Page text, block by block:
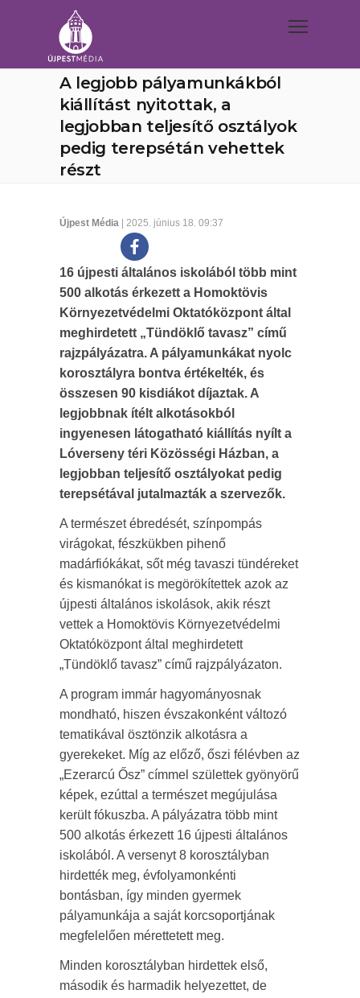
A legjobb pályamunkákból
kiállítást nyitottak, a
legjobban teljesítő osztályok
pedig terepsétán vehettek
részt
Újpest Média | 2025. június 18. 09:37
16 újpesti általános iskolából több mint
500 alkotás érkezett a Homoktövis
Környezetvédelmi Oktatóközpont által
meghirdetett „Tündöklő tavasz” című
rajzpályázatra. A pályamunkákat nyolc
korosztályra bontva értékelték, és
összesen 90 kisdiákot díjaztak. A
legjobbnak ítélt alkotásokból
ingyenesen látogatható kiállítás nyílt a
Lóverseny téri Közösségi Házban, a
legjobban teljesítő osztályokat pedig
terepsétával jutalmazták a szervezők.
A természet ébredését, színpompás
virágokat, fészkükben pihenő
madárfiókákat, sőt még tavaszi tündéreket
és kismanókat is megörökítettek azok az
újpesti általános iskolások, akik részt
vettek a Homoktövis Környezetvédelmi
Oktatóközpont által meghirdetett
„Tündöklő tavasz” című rajzpályázaton.
A program immár hagyományosnak
mondható, hiszen évszakonként változó
tematikával ösztönzik alkotásra a
gyerekeket. Míg az előző, őszi félévben az
„Ezerarcú Ősz” címmel születtek gyönyörű
képek, ezúttal a természet megújulása
került fókuszba. A pályázatra több mint
500 alkotás érkezett 16 újpesti általános
iskolából. A versenyt 8 korosztályban
hirdették meg, évfolyamonkénti
bontásban, így minden gyermek
pályamunkája a saját korcsoportjának
megfelelően mérettetett meg.
Minden korosztályban hirdettek első,
második és harmadik helyezettet, de